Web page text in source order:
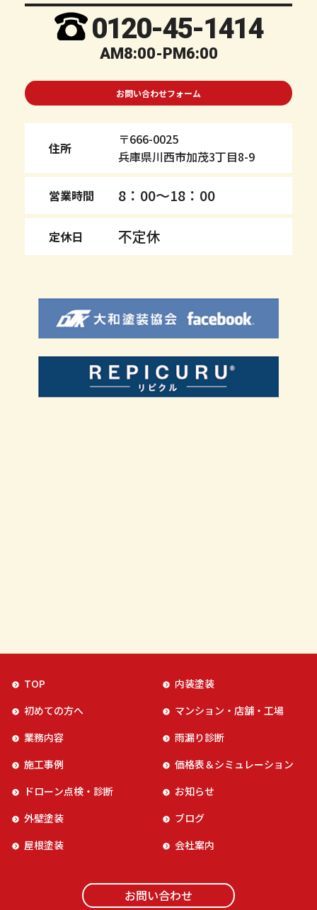
0120-45-1414
AM8:00-PM6:00
お問い合わせフォーム
住所
〒666-0025
兵庫県川西市加茂3丁目8-9
営業時間 8：00～18：00
定休日 不定休
TOP
初めての方へ
業務内容
施工事例
ドローン点検・診断
外壁塗装
屋根塗装
内装塗装
マンション・店舗・工場
雨漏り診断
価格表＆シミュレーション
お知らせ
ブログ
会社案内
お問い合わせ